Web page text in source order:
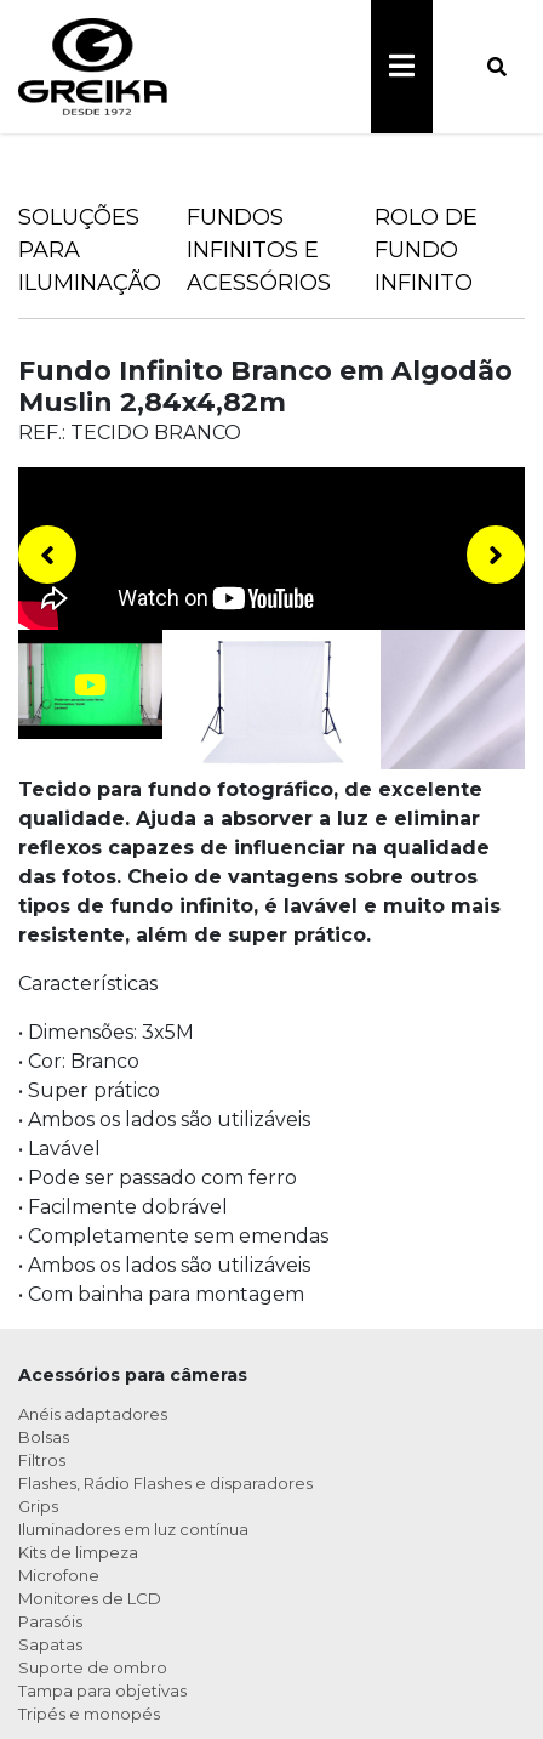
SOLUÇÕES
PARA
ILUMINAÇÃO
FUNDOS
INFINITOS E
ACESSÓRIOS
ROLO DE
FUNDO
INFINITO
Fundo Infinito Branco em Algodão
Muslin 2,84x4,82m
REF.: TECIDO BRANCO
Tecido para fundo fotográfico, de excelente
qualidade. Ajuda a absorver a luz e eliminar
reflexos capazes de influenciar na qualidade
das fotos. Cheio de vantagens sobre outros
tipos de fundo infinito, é lavável e muito mais
resistente, além de super prático.
Características
• Dimensões: 3x5M
• Cor: Branco
• Super prático
• Ambos os lados são utilizáveis
• Lavável
• Pode ser passado com ferro
• Facilmente dobrável
• Completamente sem emendas
• Ambos os lados são utilizáveis
• Com bainha para montagem
Acessórios para câmeras
Anéis adaptadores
Bolsas
Filtros
Flashes, Rádio Flashes e disparadores
Grips
Iluminadores em luz contínua
Kits de limpeza
Microfone
Monitores de LCD
Parasóis
Sapatas
Suporte de ombro
Tampa para objetivas
Tripés e monopés